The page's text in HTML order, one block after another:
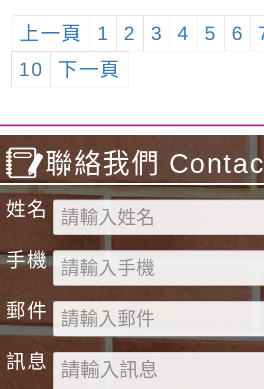
馥宇Grade5-6
嵎
妍,G5ACindy
區數學組銅獎
的表現，將代
之光,也是福小
上一頁 1 2 3 4 5 6
10
下一頁
聯絡我們
姓名
手機
郵件
訊息